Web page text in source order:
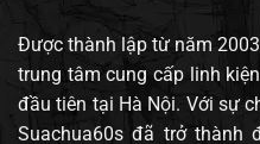
Được thành lập từ năm
trung tâm cung cấp linh
đầu tiên tại Hà Nội. Với sự
Suachua60s đã trở thành